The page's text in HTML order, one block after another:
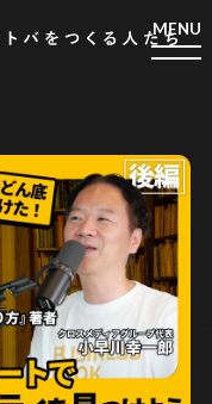
検索